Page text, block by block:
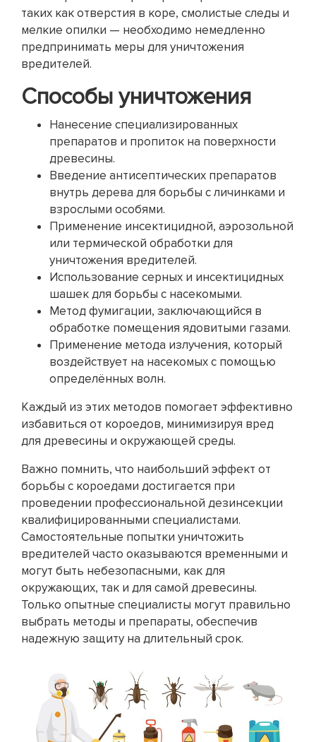
таких как отверстия в коре, смолистые следы и
мелкие опилки — необходимо немедленно
предпринимать меры для уничтожения
вредителей.
Способы уничтожения
Нанесение специализированных
препаратов и пропиток на поверхности
древесины.
Введение антисептических препаратов
внутрь дерева для борьбы с личинками и
взрослыми особями.
Применение инсектицидной, аэрозольной
или термической обработки для
уничтожения вредителей.
Использование серных и инсектицидных
шашек для борьбы с насекомыми.
Метод фумигации, заключающийся в
обработке помещения ядовитыми газами.
Применение метода излучения, который
воздействует на насекомых с помощью
определённых волн.
Каждый из этих методов помогает эффективно
избавиться от короедов, минимизируя вред
для древесины и окружающей среды.
Важно помнить, что наибольший эффект от
борьбы с короедами достигается при
проведении профессиональной дезинсекции
квалифицированными специалистами.
Самостоятельные попытки уничтожить
вредителей часто оказываются временными и
могут быть небезопасными, как для
окружающих, так и для самой древесины.
Только опытные специалисты могут правильно
выбрать методы и препараты, обеспечив
надежную защиту на длительный срок.